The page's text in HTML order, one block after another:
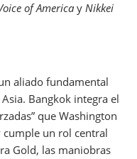
of America yNikkei
aliado fundamental
Bangkok integra el
que Washington
cumple un rol central
Gold, las maniobras